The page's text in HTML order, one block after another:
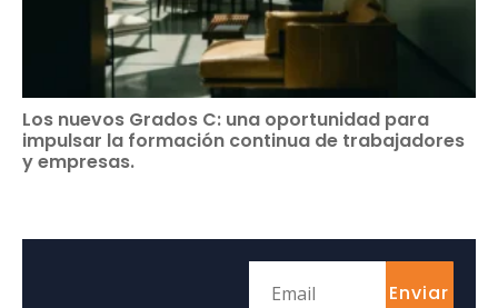
Los nuevos Grados C: una oportunidad para
impulsar la formación continua de trabajadores
y empresas.
Enviar